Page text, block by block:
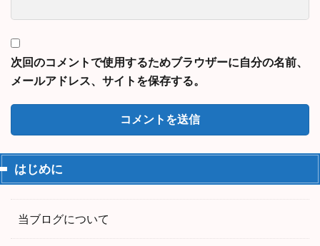
次回のコメントで使用するためブラウザーに自分の名前、
メールアドレス、サイトを保存する。
はじめに
当ブログについて